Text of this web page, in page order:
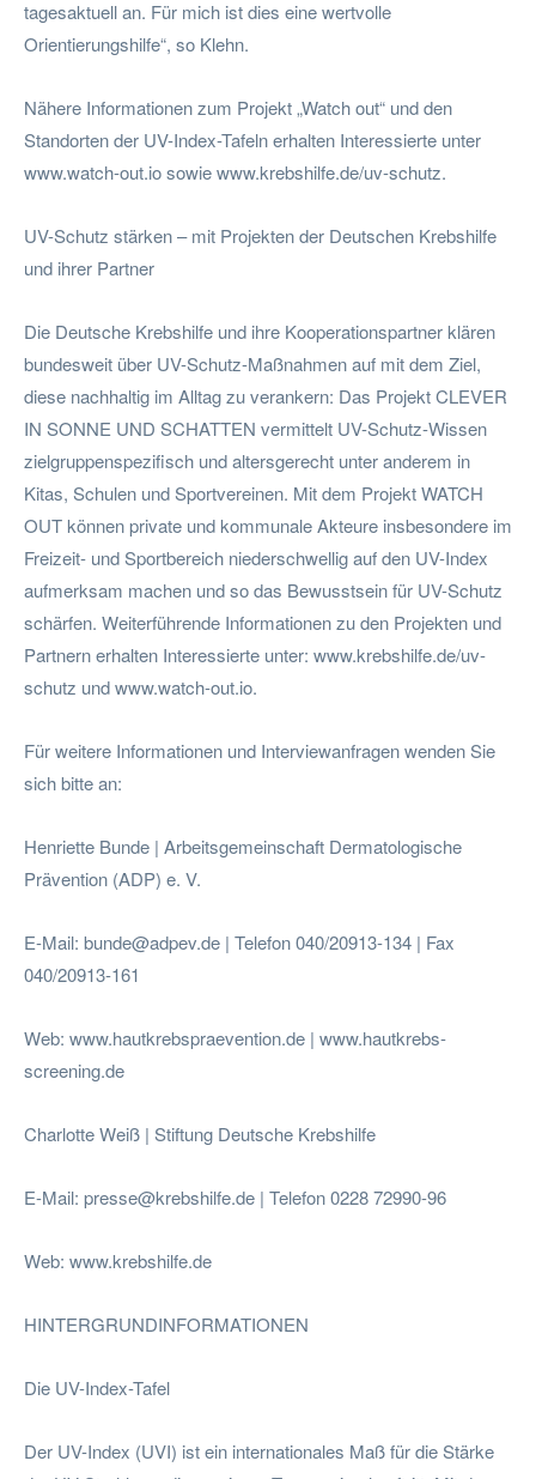
tagesaktuell an. Für mich ist dies eine wertvolle
Orientierungshilfe“, so Klehn.
Nähere Informationen zum Projekt „Watch out“ und den
Standorten der UV-Index-Tafeln erhalten Interessierte unter
www.watch-out.io sowie www.krebshilfe.de/uv-schutz.
UV-Schutz stärken – mit Projekten der Deutschen Krebshilfe
und ihrer Partner
Die Deutsche Krebshilfe und ihre Kooperationspartner klären
bundesweit über UV-Schutz-Maßnahmen auf mit dem Ziel,
diese nachhaltig im Alltag zu verankern: Das Projekt CLEVER
IN SONNE UND SCHATTEN vermittelt UV-Schutz-Wissen
zielgruppenspezifisch und altersgerecht unter anderem in
Kitas, Schulen und Sportvereinen. Mit dem Projekt WATCH
OUT können private und kommunale Akteure insbesondere im
Freizeit- und Sportbereich niederschwellig auf den UV-Index
aufmerksam machen und so das Bewusstsein für UV-Schutz
schärfen. Weiterführende Informationen zu den Projekten und
Partnern erhalten Interessierte unter: www.krebshilfe.de/uv-
schutz und www.watch-out.io.
Für weitere Informationen und Interviewanfragen wenden Sie
sich bitte an:
Henriette Bunde | Arbeitsgemeinschaft Dermatologische
Prävention (ADP) e. V.
E-Mail: bunde@adpev.de | Telefon 040/20913-134 | Fax
040/20913-161
Web: www.hautkrebspraevention.de | www.hautkrebs-
screening.de
Charlotte Weiß | Stiftung Deutsche Krebshilfe
E-Mail: presse@krebshilfe.de | Telefon 0228 72990-96
Web: www.krebshilfe.de
HINTERGRUNDINFORMATIONEN
Die UV-Index-Tafel
Der UV-Index (UVI) ist ein internationales Maß für die Stärke